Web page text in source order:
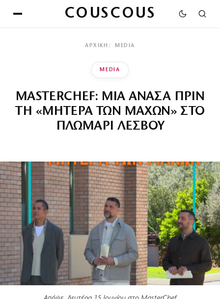
COUSCOUS
ΑΡΧΙΚΉ MEDIA
MEDIA
MASTERCHEF: ΜΙΑ ΑΝΑΣΑ ΠΡΙΝ
ΤΗ «ΜΗΤΕΡΑ ΤΩΝ ΜΑΧΩΝ» ΣΤΟ
ΠΛΩΜΑΡΙ ΛΕΣΒΟΥ